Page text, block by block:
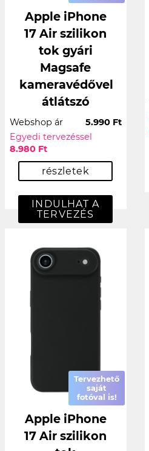
Apple iPhone
17 Air szilikon
tok gyári
Magsafe
kameravédővel
átlátszó
Webshop ár
5.990 Ft
Egyedi tervezéssel
8.980 Ft
részletek
INDULHAT A
TERVEZÉS
Tervezhető
saját
fotóval is!
Apple iPhone
17 Air szilikon